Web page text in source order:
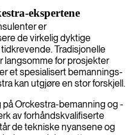
ekspertene
er
de virkelig dyktige
Tradisjonelle
langsomme for prosjekter
et spesialisert bemannings-
kan utgjøre en stor forskjell.
Orckestra-bemanning og -
av forhåndskvalifiserte
de tekniske nyansene og